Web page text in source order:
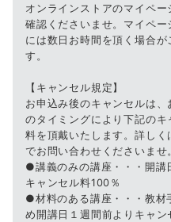
オンラインストアのマイペー
確認くださいませ。マイペー
には数日お時間を頂く場合が
す。
【キャンセル規定】
お申込み後のキャンセルは、
のタイミングにより下記のキ
料を頂戴いたします。詳しく
でお問い合わせくださいませ
●講義のみの講座・・・開講
キャンセル料100％
●材料のある講座・・・教材
め開講日１週間前よりキャン